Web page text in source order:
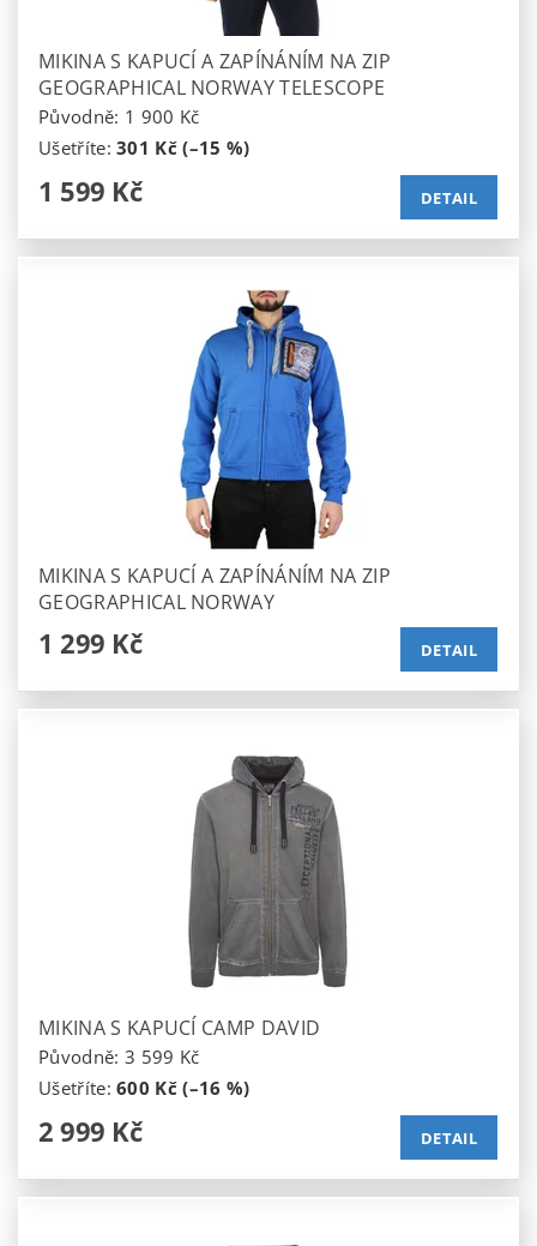
MIKINA S KAPUCÍ A ZAPÍNÁNÍM NA ZIP
GEOGRAPHICAL NORWAY TELESCOPE
Původně: 1 900 Kč
Ušetříte:301 Kč (–15 %)
1 599 Kč DETAIL
MIKINA S KAPUCÍ A ZAPÍNÁNÍM NA ZIP
GEOGRAPHICAL NORWAY
1 299 Kč DETAIL
MIKINA S KAPUCÍ CAMP DAVID
Původně: 3 599 Kč
Ušetříte:600 Kč (–16 %)
2 999 Kč DETAIL